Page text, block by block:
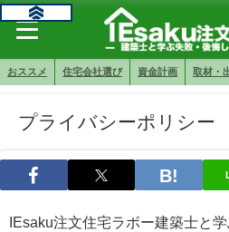
おススメ 住宅会社選び 資金計画 取材・
プライバシーポリシー
IEsaku注文住宅ラボー建築士と